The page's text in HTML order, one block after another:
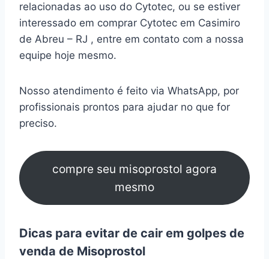
relacionadas ao uso do Cytotec, ou se estiver
interessado em comprar Cytotec em Casimiro
de Abreu – RJ , entre em contato com a nossa
equipe hoje mesmo.
Nosso atendimento é feito via WhatsApp, por
profissionais prontos para ajudar no que for
preciso.
compre seu misoprostol agora
mesmo
Dicas para evitar de cair em golpes de
venda de Misoprostol